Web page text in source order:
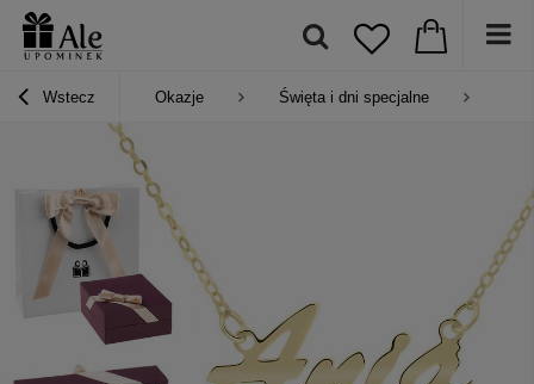
Wstecz Okazje Święta i dni specjalne